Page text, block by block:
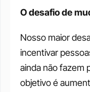
O desafio de
Nosso maior
incentivar
ainda não fazem
objetivo é